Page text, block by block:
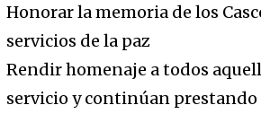
Honorar la memoria de los
servicios de la paz
Rendir homenaje a todos
servicio y continúan prestando